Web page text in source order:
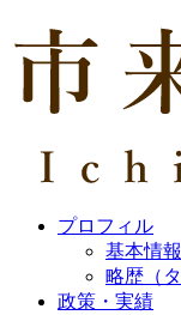
プロフィル
基本情報
略歴（
政策・実績